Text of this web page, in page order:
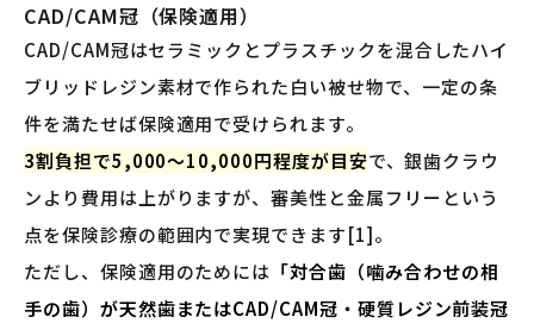
CAD/CAM冠（保険適用）
CAD/CAM冠はセラミックとプラスチックを混合したハイ
ブリッドレジン素材で作られた白い被せ物で、一定の条
件を満たせば保険適用で受けられます。
3割負担で5,000〜10,000円程度が目安で、銀歯クラウ
ンより費用は上がりますが、審美性と金属フリーという
点を保険診療の範囲内で実現できます[1]。
ただし、保険適用のためには 「対合歯（噛み合わせの相
手の歯）が天然歯またはCAD/CAM冠・硬質レジン前装冠